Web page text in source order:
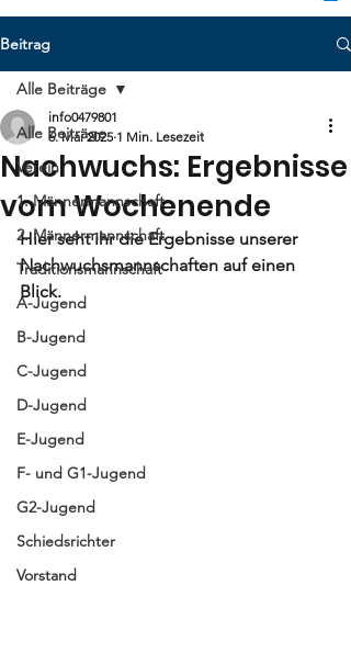
Beitrag
Alle Beiträge
Verein
1. Männermannschaft
2. Männermannschaft
Traditionsmannschaft
A-Jugend
B-Jugend
C-Jugend
D-Jugend
E-Jugend
F- und G1-Jugend
G2-Jugend
Schiedsrichter
Vorstand
Alle Beiträge
Nachwuchs: Ergebnisse
vom Wochenende
info0479801
6. Mai 2025 1 Min. Lesezeit
Hier seht ihr die Ergebnisse unserer
Nachwuchsmannschaften auf einen
Blick.